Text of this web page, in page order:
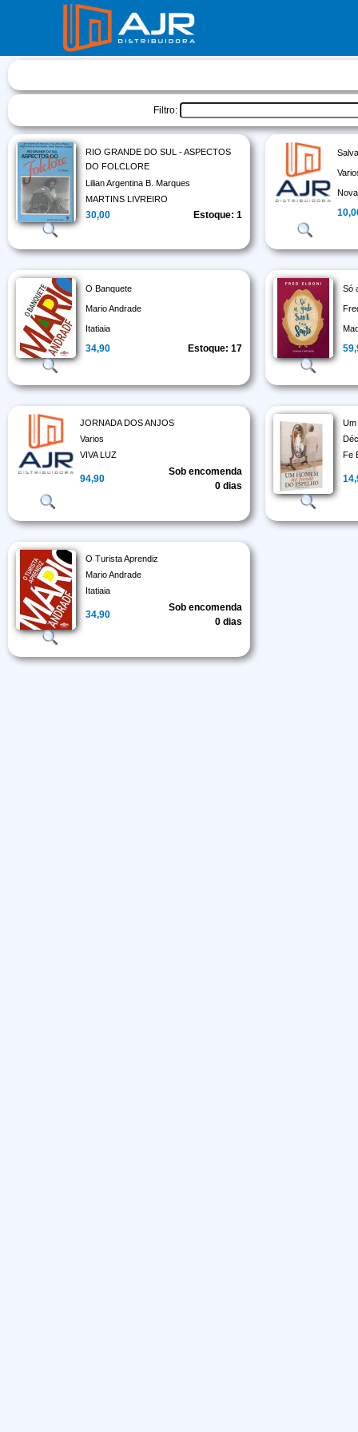
Filtro:
RIO GRANDE DO SUL - ASPECTOS
DO FOLCLORE
Lilian Argentina B. Marques
MARTINS LIVREIRO
30,00 Estoque: 1
O Banquete
Mario Andrade
Itatiaia
34,90 Estoque: 17
Só
JORNADA DOS ANJOS
Varios
VIVA LUZ
94,90
Sob encomenda
0 dias
Fe
O Turista Aprendiz
Mario Andrade
Itatiaia
34,90
Sob encomenda
0 dias